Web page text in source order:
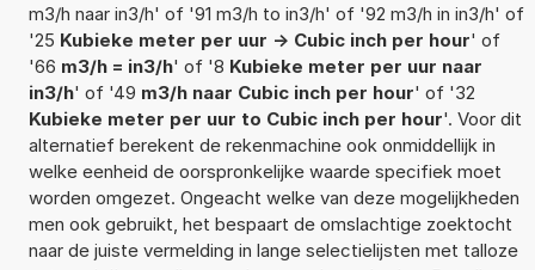
m3/h naar in3/h' of '91 m3/h to in3/h' of '92 m3/h in in3/h' of
'25 Kubieke meter per uur -> Cubic inch per hour' of
'66 m3/h = in3/h' of '8 Kubieke meter per uur naar
in3/h' of '49 m3/h naar Cubic inch per hour' of '32
Kubieke meter per uur to Cubic inch per hour'. Voor dit
alternatief berekent de rekenmachine ook onmiddellijk in
welke eenheid de oorspronkelijke waarde specifiek moet
worden omgezet. Ongeacht welke van deze mogelijkheden
men ook gebruikt, het bespaart de omslachtige zoektocht
naar de juiste vermelding in lange selectielijsten met talloze